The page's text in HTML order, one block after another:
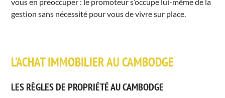
gestion sans nécessité pour vous de vivre sur place.
L’ACHAT IMMOBILIER AU CAMBODGE
LES RÈGLES DE PROPRIÉTÉ AU CAMBODGE